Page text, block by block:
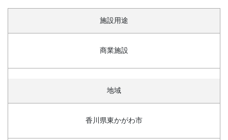
施設用途
商業施設
地域
香川県東かがわ市